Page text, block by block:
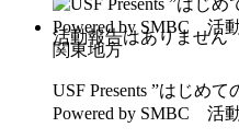
関東地方
USF Presents ”はじめ
Powered by SMBC 活